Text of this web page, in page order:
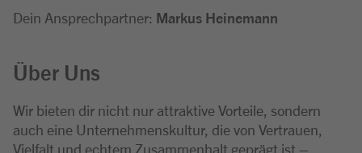
Dein Ansprechpartner: Markus Heinemann
Über Uns
Wir bieten dir nicht nur attraktive Vorteile, sondern
auch eine Unternehmenskultur, die von Vertrauen,
Vielfalt und echtem Zusammenhalt geprägt ist –